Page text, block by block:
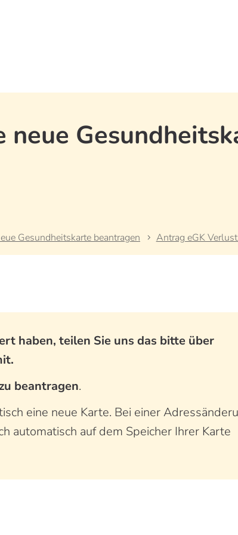
neue
Gesundheitskarte beantragen Antrag eGK
haben, teilen Sie uns das bitte über
beantragen.
eine neue Karte. Bei einer
automatisch auf dem Speicher Ihrer Karte